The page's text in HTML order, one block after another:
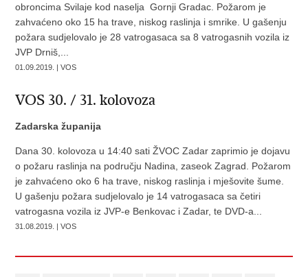
obroncima Svilaje kod naselja Gornji Gradac. Požarom je
zahvaćeno oko 15 ha trave, niskog raslinja i smrike. U gašenju
požara sudjelovalo je 28 vatrogasaca sa 8 vatrogasnih vozila iz
JVP Drniš,...
01.09.2019. | VOS
VOS 30. / 31. kolovoza
Zadarska županija
Dana 30. kolovoza u 14:40 sati ŽVOC Zadar zaprimio je dojavu
o požaru raslinja na području Nadina, zaseok Zagrad. Požarom
je zahvaćeno oko 6 ha trave, niskog raslinja i mješovite šume.
U gašenju požara sudjelovalo je 14 vatrogasaca sa četiri
vatrogasna vozila iz JVP-e Benkovac i Zadar, te DVD-a...
31.08.2019. | VOS